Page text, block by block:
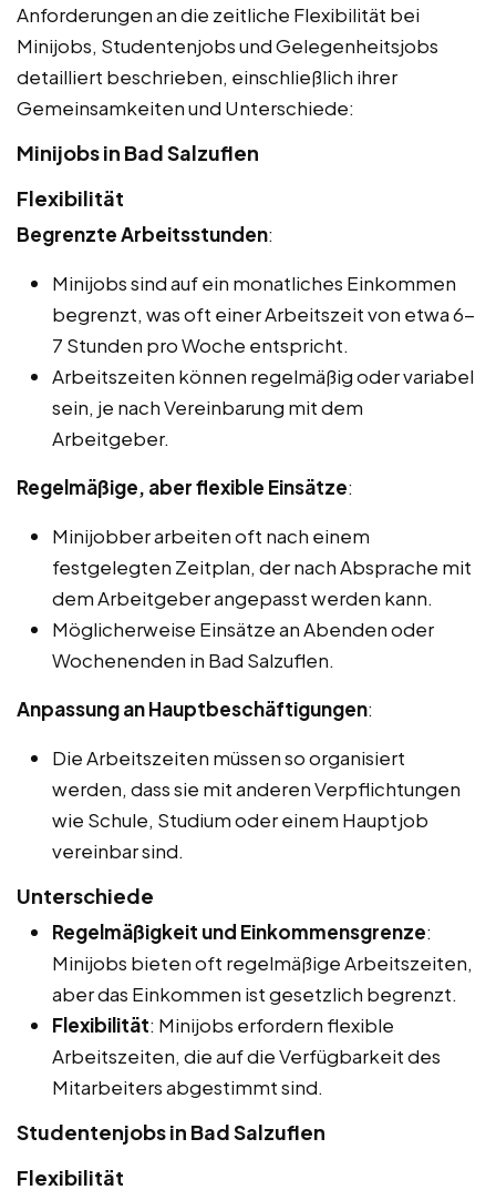
Anforderungen an die zeitliche Flexibilität bei
Minijobs, Studentenjobs und Gelegenheitsjobs
detailliert beschrieben, einschließlich ihrer
Gemeinsamkeiten und Unterschiede:
Minijobs in Bad Salzuflen
Flexibilität
Begrenzte Arbeitsstunden:
Minijobs sind auf ein monatliches Einkommen
begrenzt, was oft einer Arbeitszeit von etwa 6-
7 Stunden pro Woche entspricht.
Arbeitszeiten können regelmäßig oder variabel
sein, je nach Vereinbarung mit dem
Arbeitgeber.
Regelmäßige, aber flexible Einsätze:
Minijobber arbeiten oft nach einem
festgelegten Zeitplan, der nach Absprache mit
dem Arbeitgeber angepasst werden kann.
Möglicherweise Einsätze an Abenden oder
Wochenenden in Bad Salzuflen.
Anpassung an Hauptbeschäftigungen:
Die Arbeitszeiten müssen so organisiert
werden, dass sie mit anderen Verpflichtungen
wie Schule, Studium oder einem Hauptjob
vereinbar sind.
Unterschiede
Regelmäßigkeit und Einkommensgrenze:
Minijobs bieten oft regelmäßige Arbeitszeiten,
aber das Einkommen ist gesetzlich begrenzt.
Flexibilität: Minijobs erfordern flexible
Arbeitszeiten, die auf die Verfügbarkeit des
Mitarbeiters abgestimmt sind.
Studentenjobs in Bad Salzuflen
Flexibilität